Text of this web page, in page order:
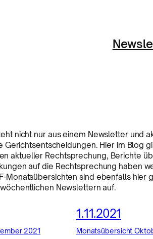
nicht nur aus einem Newsletter und
Gerichtsentscheidungen. Hier im Blog
aktueller Rechtsprechung, Berichte
auf die Rechtsprechung haben
Monatsübersichten sind ebenfalls
Newslettern auf.
2021
1.11.2021
Monatsübersicht